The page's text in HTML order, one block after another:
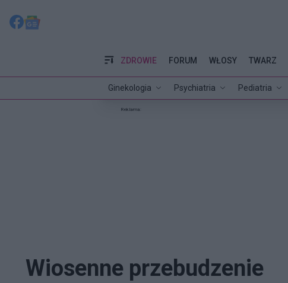
ZDROWIE
Ginekologia Psychiatria Pediatria
FORUM WŁOSY TWARZ
Reklama:
Wiosenne przebudzenie